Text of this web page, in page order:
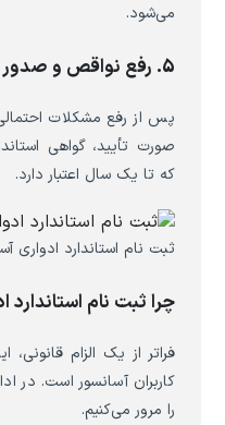
می‌شود.
5. رفع نواقص و صدور گواهی
پس از رفع مشکلات
صورت تأیید، گواهی
که تا یک سال اعتبار دارد.
ثبت نام استاندارد ادواری
چرا ثبت نام
فراتر از یک الزام
کاربران آسانسور است. در
را مرور می‌کنیم.